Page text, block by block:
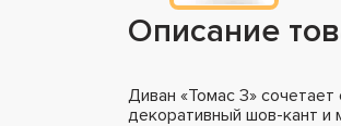
Описание
Диван «Томас 3»
декоративный шов-кант